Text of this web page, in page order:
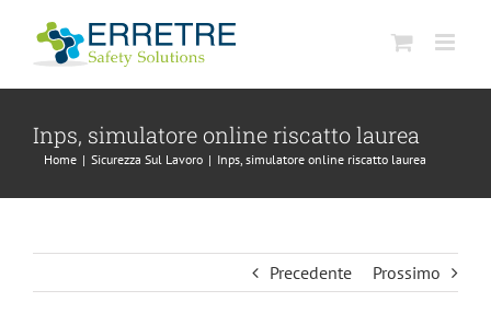
contenuto
Inps, simulatore online riscatto laurea
Home | Sicurezza Sul Lavoro | Inps, simulatore online riscatto laurea
Precedente Prossimo